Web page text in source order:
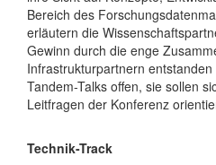
Bereich des
erläutern die
Gewinn durch die enge
Infrastrukturpartnern
Tandem-Talks offen, sie sollen
Leitfragen der Konferenz
Technik-Track